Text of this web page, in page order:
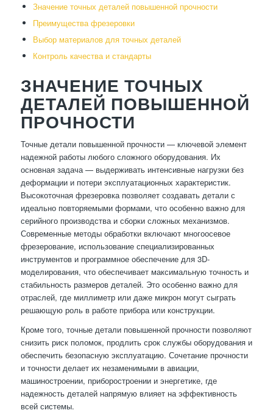
Значение точных деталей повышенной прочности
Преимущества фрезеровки
Выбор материалов для точных деталей
Контроль качества и стандарты
ЗНАЧЕНИЕ ТОЧНЫХ
ДЕТАЛЕЙ ПОВЫШЕННОЙ
ПРОЧНОСТИ
Точные детали повышенной прочности — ключевой элемент
надежной работы любого сложного оборудования. Их
основная задача — выдерживать интенсивные нагрузки без
деформации и потери эксплуатационных характеристик.
Высокоточная фрезеровка позволяет создавать детали с
идеально повторяемыми формами, что особенно важно для
серийного производства и сборки сложных механизмов.
Современные методы обработки включают многоосевое
фрезерование, использование специализированных
инструментов и программное обеспечение для 3D-
моделирования, что обеспечивает максимальную точность и
стабильность размеров деталей. Это особенно важно для
отраслей, где миллиметр или даже микрон могут сыграть
решающую роль в работе прибора или конструкции.
Кроме того, точные детали повышенной прочности позволяют
снизить риск поломок, продлить срок службы оборудования и
обеспечить безопасную эксплуатацию. Сочетание прочности
и точности делает их незаменимыми в авиации,
машиностроении, приборостроении и энергетике, где
надежность деталей напрямую влияет на эффективность
всей системы.